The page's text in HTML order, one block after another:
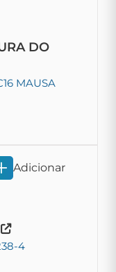
DO
MAUSA
4
Adicionar